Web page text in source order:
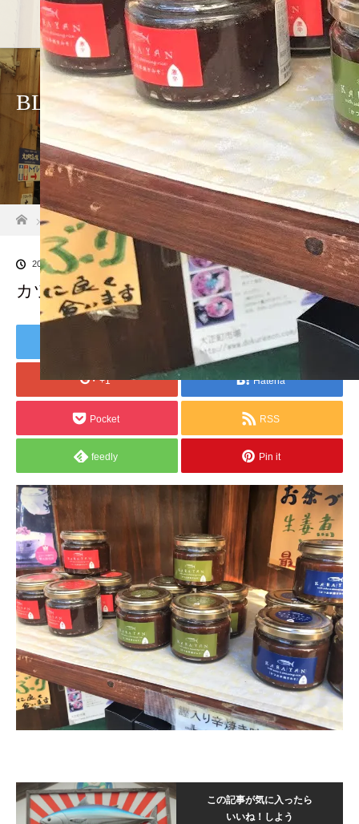
ホーム 店舗紹介 アクセ
BLOG
ホーム
ブログ一覧 カツオ焼き味噌
2019.12.13
カツオ焼き味噌
Share
+1 Hatena
Pocket RSS
feedly Pin it
この記事が気に入ったら
いいね！しよう